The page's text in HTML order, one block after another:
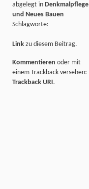
abgelegt in Denkmalpflege
und Neues Bauen
Schlagworte:
Link zu diesem Beitrag.
Kommentieren oder mit
einem Trackback versehen:
Trackback URI.